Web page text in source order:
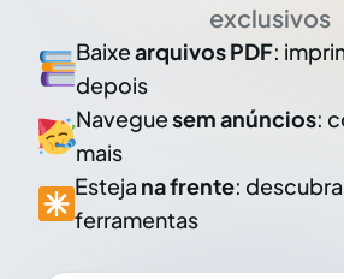
exclusivos
Baixearquivos PDF:
depois
Naveguesem anúncios:
mais
Esteja na frente:
ferramentas